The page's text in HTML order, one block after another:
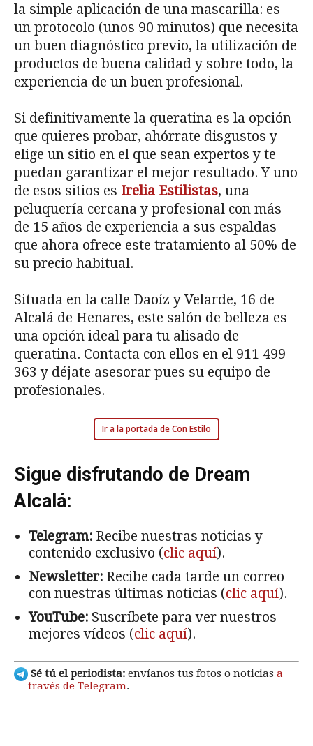
la simple aplicación de una mascarilla: es
un protocolo (unos 90 minutos) que necesita
un buen diagnóstico previo, la utilización de
productos de buena calidad y sobre todo, la
experiencia de un buen profesional.
Si definitivamente la queratina es la opción
que quieres probar, ahórrate disgustos y
elige un sitio en el que sean expertos y te
puedan garantizar el mejor resultado. Y uno
de esos sitios es Irelia Estilistas, una
peluquería cercana y profesional con más
de 15 años de experiencia a sus espaldas
que ahora ofrece este tratamiento al 50% de
su precio habitual.
Situada en la calle Daoíz y Velarde, 16 de
Alcalá de Henares, este salón de belleza es
una opción ideal para tu alisado de
queratina. Contacta con ellos en el 911 499
363 y déjate asesorar pues su equipo de
profesionales.
Ir a la portada de Con Estilo
Sigue disfrutando de Dream
Alcalá:
Telegram: Recibe nuestras noticias y
contenido exclusivo (clic aquí).
Newsletter: Recibe cada tarde un correo
con nuestras últimas noticias (clic aquí).
YouTube: Suscríbete para ver nuestros
mejores vídeos (clic aquí).
Sé tú el periodista: envíanos tus fotos o noticias a
través de Telegram.